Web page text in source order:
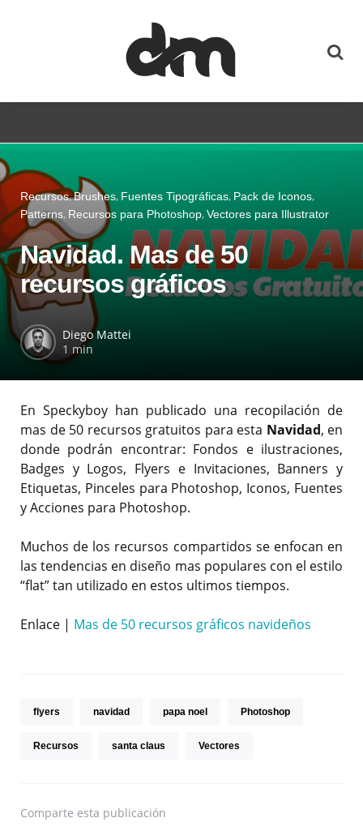
Recursos Brushes Fuentes Tipográficas Pack de Iconos
Patterns Recursos para Photoshop Vectores para Illustrator
Navidad. Mas de 50
recursos gráficos
Diego Mattei
1 min
En Speckyboy han publicado una recopilación de
mas de 50 recursos gratuitos para esta Navidad, en
donde podrán encontrar: Fondos e ilustraciones,
Badges y Logos, Flyers e Invitaciones, Banners y
Etiquetas, Pinceles para Photoshop, Iconos, Fuentes
y Acciones para Photoshop.
Muchos de los recursos compartidos se enfocan en
las tendencias en diseño mas populares con el estilo
“flat” tan utilizado en estos ultimos tiempos.
Enlace | Mas de 50 recursos gráficos navideños
flyers navidad papa noel Photoshop
Recursos santa claus Vectores
Comparte esta publicación